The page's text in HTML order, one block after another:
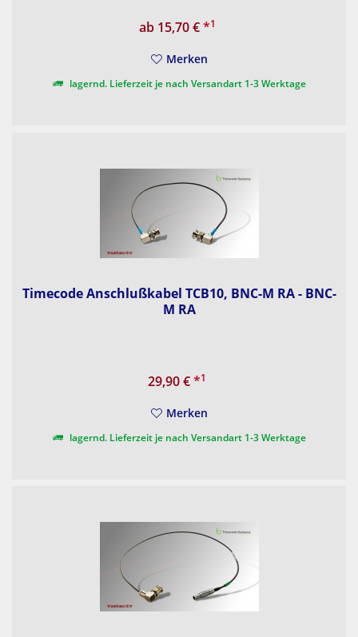
ab 15,70 €*1
Merken
lagernd. Lieferzeit je nach Versandart 1-3 Werktage
Timecode Anschlußkabel TCB10, BNC-M RA - BNC-
M RA
29,90 €*1
Merken
lagernd. Lieferzeit je nach Versandart 1-3 Werktage